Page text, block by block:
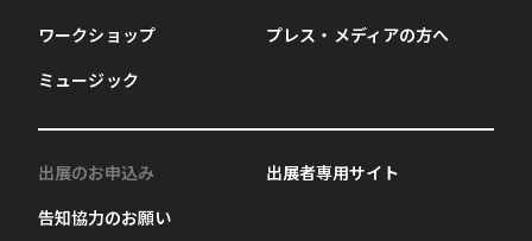
ワークショップ
ミュージック
プレス・メディアの方へ
出展のお申込み
告知協力のお願い
出展者専用サイト